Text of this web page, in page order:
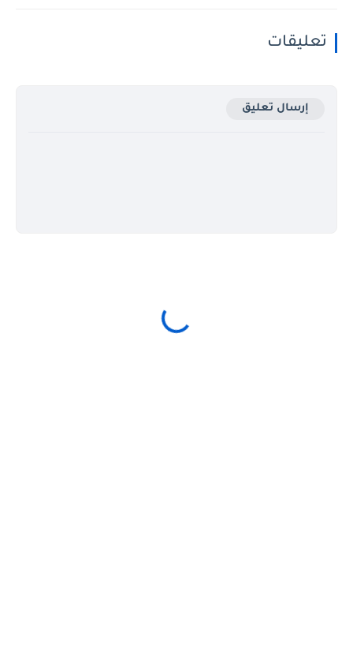
تعليقات
إرسال تعليق